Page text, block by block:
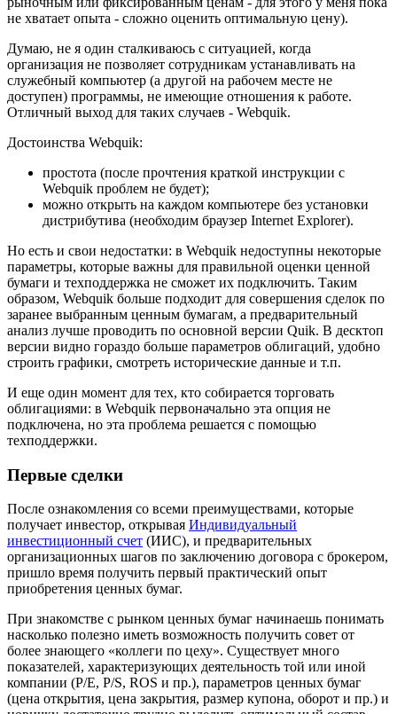
не хватает опыта - сложно оценить оптимальную цену).
Думаю, не я один сталкиваюсь с ситуацией, когда
организация не позволяет сотрудникам устанавливать на
служебный компьютер (а другой на рабочем месте не
доступен) программы, не имеющие отношения к работе.
Отличный выход для таких случаев - Webquik.
Достоинства Webquik:
простота (после прочтения краткой инструкции с
Webquik проблем не будет);
можно открыть на каждом компьютере без установки
дистрибутива (необходим браузер Internet Explorer).
Но есть и свои недостатки: в Webquik недоступны некоторые
параметры, которые важны для правильной оценки ценной
бумаги и техподдержка не сможет их подключить. Таким
образом, Webquik больше подходит для совершения сделок по
заранее выбранным ценным бумагам, а предварительный
анализ лучше проводить по основной версии Quik. В десктоп
версии видно гораздо больше параметров облигаций, удобно
строить графики, смотреть исторические данные и т.п.
И еще один момент для тех, кто собирается торговать
облигациями: в Webquik первоначально эта опция не
подключена, но эта проблема решается с помощью
техподдержки.
Первые сделки
После ознакомления со всеми преимуществами, которые
получает инвестор, открывая Индивидуальный
инвестиционный счет (ИИС), и предварительных
организационных шагов по заключению договора с брокером,
пришло время получить первый практический опыт
приобретения ценных бумаг.
При знакомстве с рынком ценных бумаг начинаешь понимать
насколько полезно иметь возможность получить совет от
более знающего «коллеги по цеху». Существует много
показателей, характеризующих деятельность той или иной
компании (Р/Е, P/S, ROS и пр.), параметров ценных бумаг
(цена открытия, цена закрытия, размер купона, оборот и пр.) и